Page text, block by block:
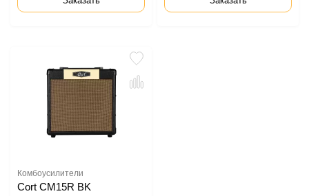
Комбоусилители
Cort CM15R BK